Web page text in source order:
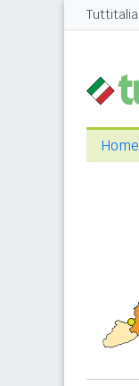
Tuttitalia
Home